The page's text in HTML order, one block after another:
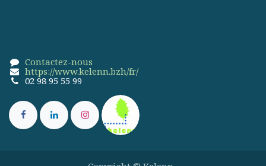
Contactez-nous
https://www.kelenn.bzh/fr/
02 98 95 55 99